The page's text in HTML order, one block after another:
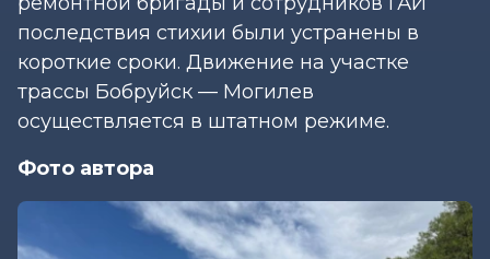
последствия стихии были устранены в
короткие сроки. Движение на участке
трассы Бобруйск — Могилев
осуществляется в штатном режиме.
Фото автора